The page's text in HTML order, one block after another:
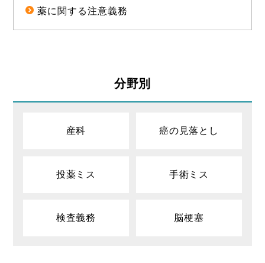
薬に関する注意義務
分野別
産科 癌の見落とし
投薬ミス 手術ミス
検査義務 脳梗塞